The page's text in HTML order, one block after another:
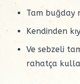
Tam buğday
Kendinden
Ve sebzeli
rahatça